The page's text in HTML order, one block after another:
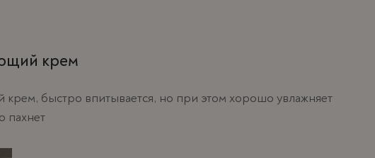
крем
крем, быстро впитывается, но при этом хорошо увлажняет
пахнет